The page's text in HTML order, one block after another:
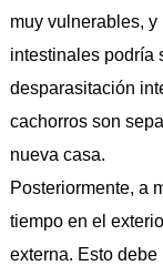
muy vulnerables,
intestinales podría
desparasitación
cachorros son
nueva casa.
Posteriormente, a
tiempo en el
externa. Esto